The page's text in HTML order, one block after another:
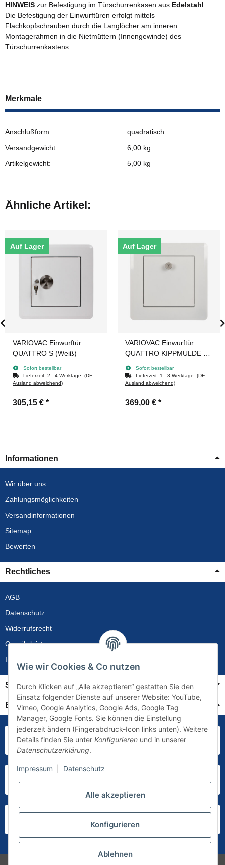
HINWEIS zur Befestigung im Türschurrenkasen aus Edelstahl:
Die Befestigung der Einwurftüren erfolgt mittels
Flachkopfschrauben durch die Langlöcher am inneren
Montagerahmen in die Nietmüttern (Innengewinde) des
Türschurrenkastens.
Merkmale
Anschlußform:
quadratisch
Versandgewicht:
6,00 kg
Artikelgewicht:
5,00 kg
Ähnliche Artikel:
Auf Lager
VARIOVAC Einwurftür
QUATTRO S (Weiß)
Sofort bestellbar
Lieferzeit: 2 - 4 Werktage (DE -
Ausland abweichend)
305,15 € *
Auf Lager
VARIOVAC Einwurftür
QUATTRO KIPPMULDE S
(Weiß)Sofort bestellbar
Lieferzeit: 1 - 3 Werktage (DE -
Ausland abweichend)
369,00 € *
Informationen
Wir über uns
Zahlungsmöglichkeiten
Versandinformationen
Sitemap
Bewerten
Rechtliches
AGB
Datenschutz
Widerrufsrecht
Gewährleistung
Impressum
Service
Bezahlung & Versand
Wie wir Cookies & Co nutzen
Durch Klicken auf „Alle akzeptieren“ gestatten Sie den
Einsatz folgender Dienste auf unserer Website: YouTube,
Vimeo, Google Analytics, Google Ads, Google Tag
Manager, Google Fonts. Sie können die Einstellung
jederzeit ändern (Fingerabdruck-Icon links unten). Weitere
Details finden Sie unter Konfigurieren und in unserer
Datenschutzerklärung.
Impressum Datenschutz
Alle akzeptieren
Konfigurieren
Ablehnen